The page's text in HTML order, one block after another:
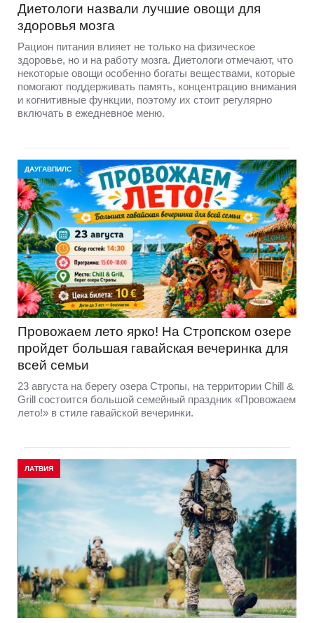
Диетологи назвали лучшие овощи для
здоровья мозга
Рацион питания влияет не только на физическое
здоровье, но и на работу мозга. Диетологи отмечают, что
некоторые овощи особенно богаты веществами, которые
помогают поддерживать память, концентрацию внимания
и когнитивные функции, поэтому их стоит регулярно
включать в ежедневное меню.
ДАУГАВПИЛС
Провожаем лето ярко! На Стропском озере
пройдет большая гавайская вечеринка для
всей семьи
23 августа на берегу озера Стропы, на территории Chill &
Grill состоится большой семейный праздник «Провожаем
лето!» в стиле гавайской вечеринки.
ЛАТВИЯ